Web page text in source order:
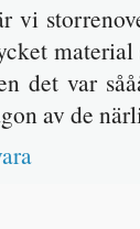
vi
det var
av de